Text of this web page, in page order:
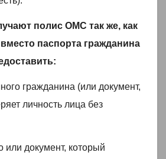
полис ОМС так же, как
паспорта гражданина
гражданина (или документ,
личность лица без
или документ, который